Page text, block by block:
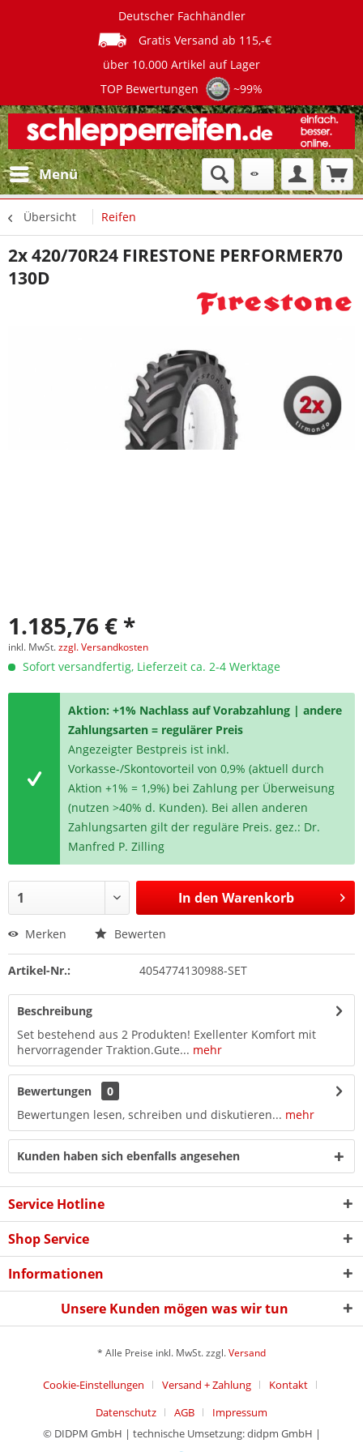
Deutscher Fachhändler
Gratis Versand ab 115,-€
über 10.000 Artikel auf Lager
TOP Bewertungen
~99%
Menü
Übersicht Reifen
2x 420/70R24 FIRESTONE PERFORMER70
130D
1.185,76 € *
inkl. MwSt.zzgl. Versandkosten
Sofort versandfertig, Lieferzeit ca. 2-4 Werktage
Aktion: +1% Nachlass auf Vorabzahlung | andere
Zahlungsarten = regulärer Preis
Angezeigter Bestpreis ist inkl.
Vorkasse-/Skontovorteil von 0,9% (aktuell durch
Aktion +1% = 1,9%) bei Zahlung per Überweisung
(nutzen >40% d. Kunden). Bei allen anderen
Zahlungsarten gilt der reguläre Preis. gez.: Dr.
Manfred P. Zilling
In den Warenkorb
Merken Bewerten
Artikel-Nr.: 4054774130988-SET
Beschreibung
Set bestehend aus 2 Produkten! Exellenter Komfort mit
hervorragender Traktion.Gute... mehr
Bewertungen
0
Bewertungen lesen, schreiben und diskutieren... mehr
Kunden haben sich ebenfalls angesehen
Service Hotline
Shop Service
Informationen
Unsere Kunden mögen was wir tun
* Alle Preise inkl. MwSt. zzgl.Versand
Cookie-Einstellungen Versand + Zahlung
Kontakt
Datenschutz
AGB
Impressum
© DIDPM GmbH | technische Umsetzung: didpm GmbH |